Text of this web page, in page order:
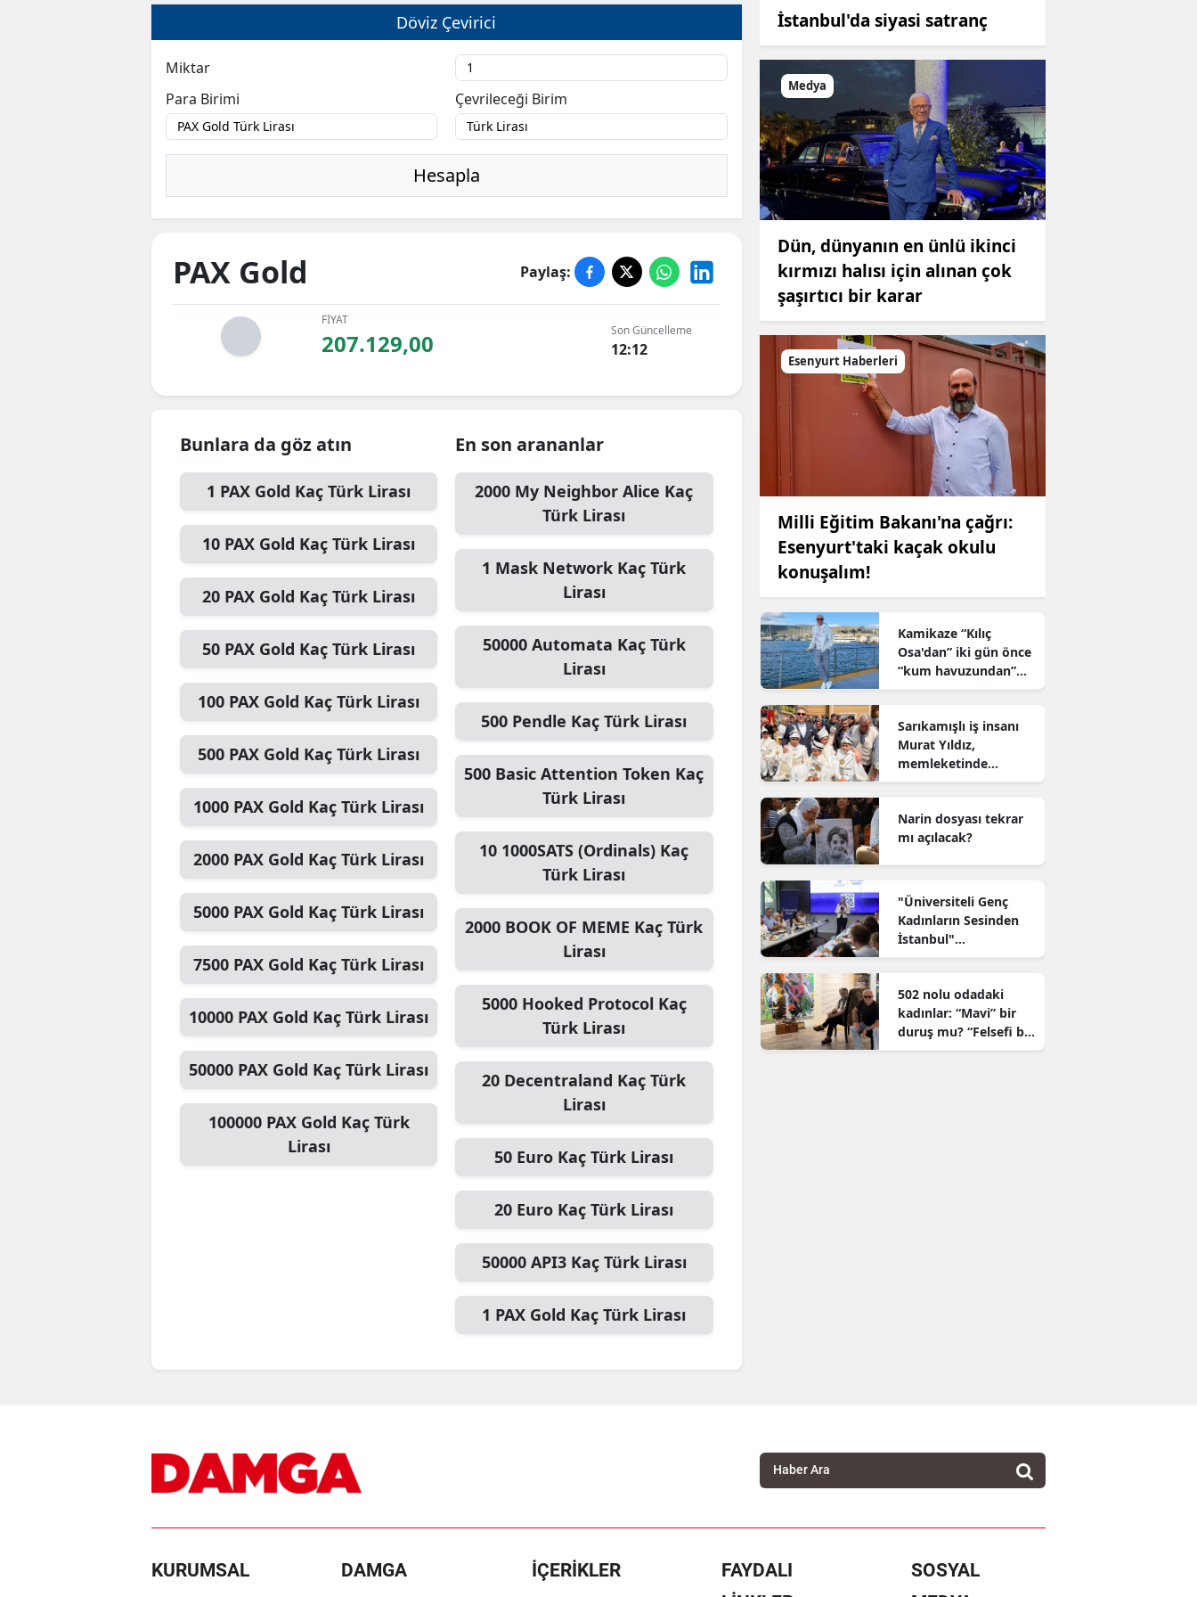
Döviz Çevirici
Miktar
Para Birimi
Çevrileceği Birim
Hesapla
PAX Gold Paylaş:
FİYAT
207.129,00 Son Güncelleme
12:12
Bunlara da göz atın
1 PAX Gold Kaç Türk Lirası
10 PAX Gold Kaç Türk Lirası
20 PAX Gold Kaç Türk Lirası
50 PAX Gold Kaç Türk Lirası
100 PAX Gold Kaç Türk Lirası
500 PAX Gold Kaç Türk Lirası
1000 PAX Gold Kaç Türk Lirası
2000 PAX Gold Kaç Türk Lirası
5000 PAX Gold Kaç Türk Lirası
7500 PAX Gold Kaç Türk Lirası
10000 PAX Gold Kaç Türk Lirası
50000 PAX Gold Kaç Türk Lirası
100000 PAX Gold Kaç Türk
Lirası
En son arananlar
2000 My Neighbor Alice Kaç
Türk Lirası
1 Mask Network Kaç Türk
Lirası
50000 Automata Kaç Türk
Lirası
500 Pendle Kaç Türk Lirası
500 Basic Attention Token Kaç
Türk Lirası
10 1000SATS (Ordinals) Kaç
Türk Lirası
2000 BOOK OF MEME Kaç Türk
Lirası
5000 Hooked Protocol Kaç
Türk Lirası
20 Decentraland Kaç Türk
Lirası
50 Euro Kaç Türk Lirası
20 Euro Kaç Türk Lirası
50000 API3 Kaç Türk Lirası
1 PAX Gold Kaç Türk Lirası
İstanbul'da siyasi satranç
Medya
Dün, dünyanın en ünlü ikinci
kırmızı halısı için alınan çok
şaşırtıcı bir karar
Esenyurt Haberleri
Milli Eğitim Bakanı'na çağrı:
Esenyurt'taki kaçak okulu
konuşalım!
Kamikaze “Kılıç
Osa'dan” iki gün önce
“kum havuzundan”
kaçan 2 firari nereye
Sarıkamışlı iş insanı
Murat Yıldız,
memleketinde
yüzlerce çocuğun
oldu
Narin dosyası tekrar
mı açılacak?
"Üniversiteli Genç
Kadınların Sesinden
İstanbul"
araştırmasının
502 nolu odadaki
kadınlar: “Mavi” bir
duruş mu? “Felsefi bir
genel ev” mi?
KURUMSAL DAMGA İÇERİKLER
FAYDALI
SOSYAL